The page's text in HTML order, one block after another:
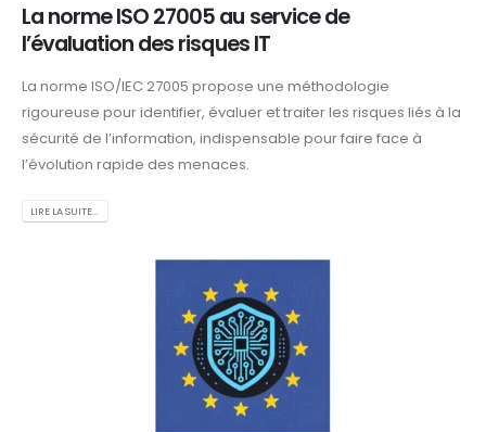
La norme ISO 27005 au service de
l’évaluation des risques IT
La norme ISO/IEC 27005 propose une méthodologie
rigoureuse pour identifier, évaluer et traiter les risques liés à la
sécurité de l’information, indispensable pour faire face à
l’évolution rapide des menaces.
LIRE LA SUITE...